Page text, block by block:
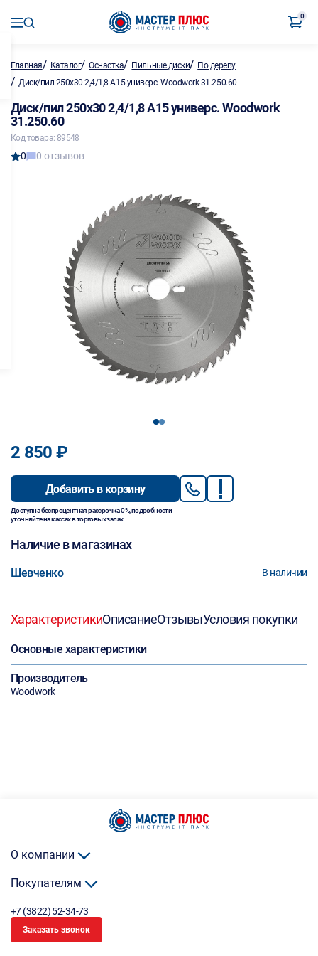
0
Главная/ Каталог/Оснастка/ Пильные диски/ По дереву
/ Диск/пил 250х30 2,4/1,8 А15 универс. Woodwork 31.250.60
Диск/пил 250х30 2,4/1,8 А15 универс. Woodwork
31.250.60
Код товара: 89548
0 0 отзывов
12
2 850 ₽
Добавить в корзину
Доступна беспроцентная рассрочка 0%, подробности
уточняйте на кассах в торговых залах.
Наличие в магазинах
Шевченко В наличии
ХарактеристикиОписаниеОтзывыУсловия покупки
Основные характеристики
Производитель
Woodwork
О компании
Покупателям
+7 (3822) 52-34-73
Заказать звонок